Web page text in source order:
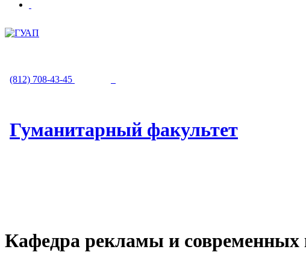
(812) 708-43-45
Гуманитарный факультет
Кафедра рекламы и